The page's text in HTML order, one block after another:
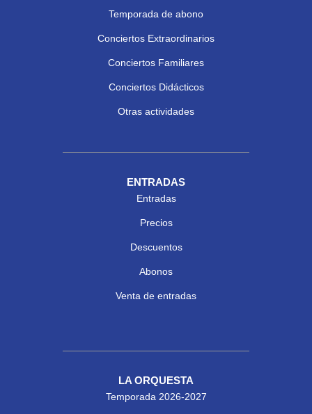
Temporada de abono
Conciertos Extraordinarios
Conciertos Familiares
Conciertos Didácticos
Otras actividades
ENTRADAS
Entradas
Precios
Descuentos
Abonos
Venta de entradas
LA ORQUESTA
Temporada 2026-2027